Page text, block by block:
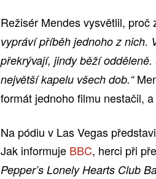
Režisér Mendes vysvětlil,
vypráví příběh jednoho z nich.
překrývají, jindy běží
největší kapelu všech dob.“
formát jednoho filmu nestačil,
Na pódiu v Las Vegas
Jak informuje BBC, herci při
Pepper’s Lonely Hearts Club